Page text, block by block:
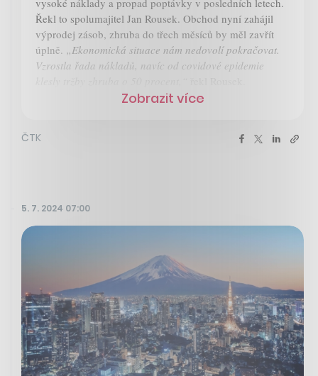
vysoké náklady a propad poptávky v posledních letech.
Řekl to spolumajitel Jan Rousek. Obchod nyní zahájil
výprodej zásob, zhruba do třech měsíců by měl zavřít
úplně. „Ekonomická situace nám nedovolí pokračovat.
Vzrostla řada nákladů, navíc od covidové epidemie
Zobrazit více
ČTK
5. 7. 2024 07:00